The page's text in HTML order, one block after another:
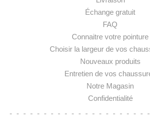
Échange gratuit
FAQ
Connaitre votre pointure
Choisir la largeur de vos
Nouveaux produits
Entretien de vos
Notre Magasin
Confidentialité